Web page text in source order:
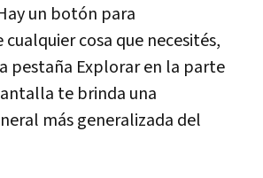
un botón para
cosa que necesités,
pestaña Explorar en la parte
te brinda una
más generalizada del